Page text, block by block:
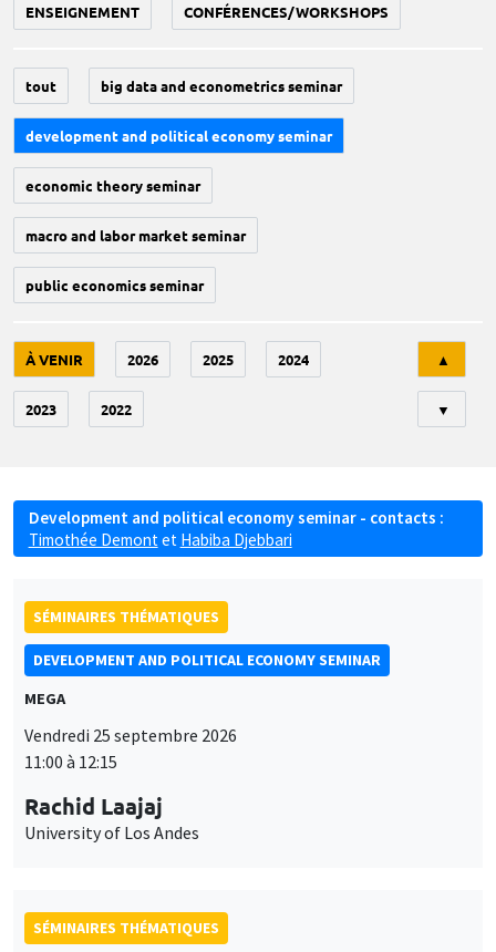
ENSEIGNEMENT CONFÉRENCES/WORKSHOPS
tout big data and econometrics seminar
development and political economy seminar
economic theory seminar
macro and labor market seminar
public economics seminar
À VENIR 2026 2025 2024
2023 2022
▲
▼
Development and political economy seminar - contacts :
Timothée Demont et Habiba Djebbari
SÉMINAIRES THÉMATIQUES
DEVELOPMENT AND POLITICAL ECONOMY SEMINAR
MEGA
Vendredi 25 septembre 2026
11:00 à 12:15
Rachid Laajaj
University of Los Andes
SÉMINAIRES THÉMATIQUES